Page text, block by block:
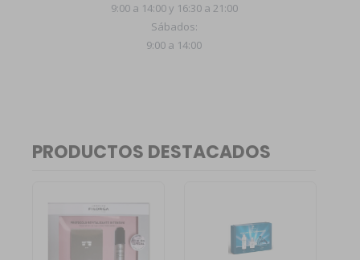
9:00 a 14:00 y 16:30 a 21:00
Sábados:
9:00 a 14:00